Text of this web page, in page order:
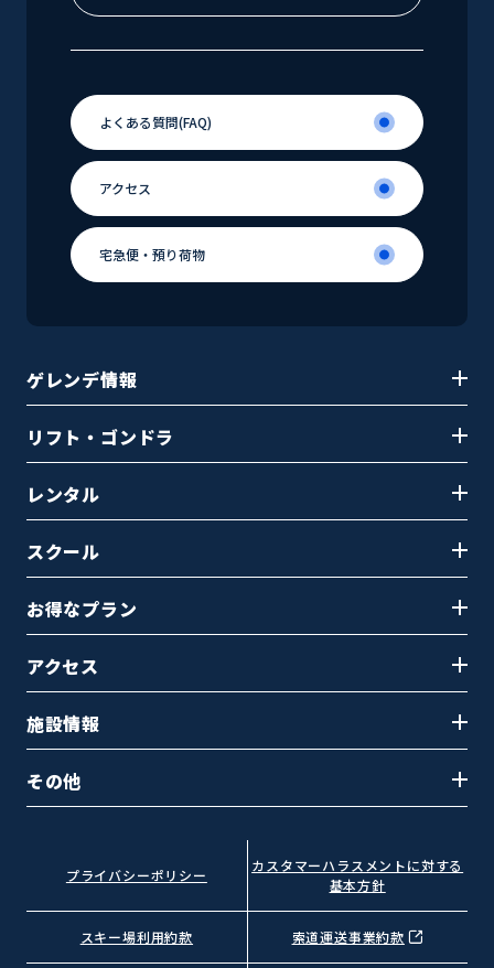
よくある質問(FAQ)
よくある
アクセス
アクセス
宅急便・ 預り荷物
ゲレンデ情報
リフト・ゴンドラ
レンタル
スクール
お得なプラン
アクセス
施設情報
その他
プライバシーポリシー
カスタマーハラスメントに対する
基本方針
スキー場利用約款 索道運送事業約款